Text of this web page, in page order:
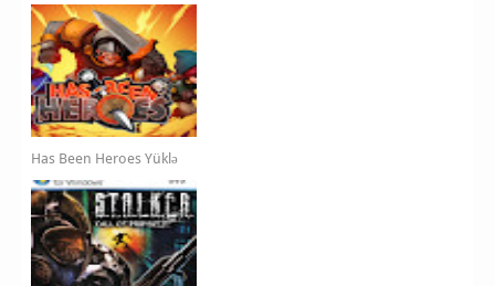
Has Been Heroes Yüklə